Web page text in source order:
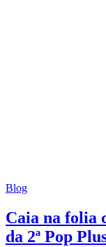
Blog
Caia na folia
da 2ª Pop